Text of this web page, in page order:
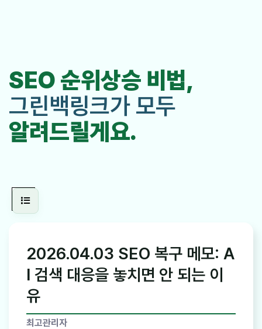
SEO 순위상승 비법,
그린백링크가 모두
알려드릴게요.
2026.04.03 SEO 복구 메모: A
I 검색 대응을 놓치면 안 되는 이
유
최고관리자